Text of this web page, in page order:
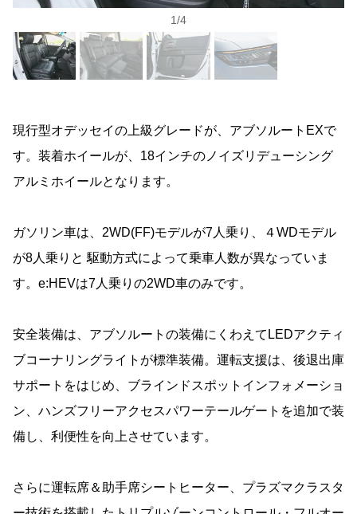
1/4
現行型オデッセイの上級グレードが、アブソルートEXで
す。装着ホイールが、18インチのノイズリデューシング
アルミホイールとなります。
ガソリン車は、2WD(FF)モデルが7人乗り、４WDモデル
が8人乗りと 駆動方式によって乗車人数が異なっていま
す。e:HEVは7人乗りの2WD車のみです。
安全装備は、アブソルートの装備にくわえてLEDアクティ
ブコーナリングライトが標準装備。運転支援は、後退出庫
サポートをはじめ、ブラインドスポットインフォメーショ
ン、ハンズフリーアクセスパワーテールゲートを追加で装
備し、利便性を向上させています。
さらに運転席＆助手席シートヒーター、プラズマクラスタ